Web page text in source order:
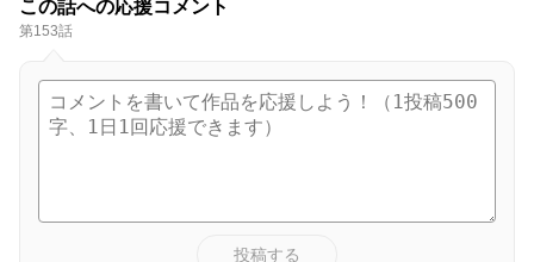
この話への応援コメント
第153話
投稿する